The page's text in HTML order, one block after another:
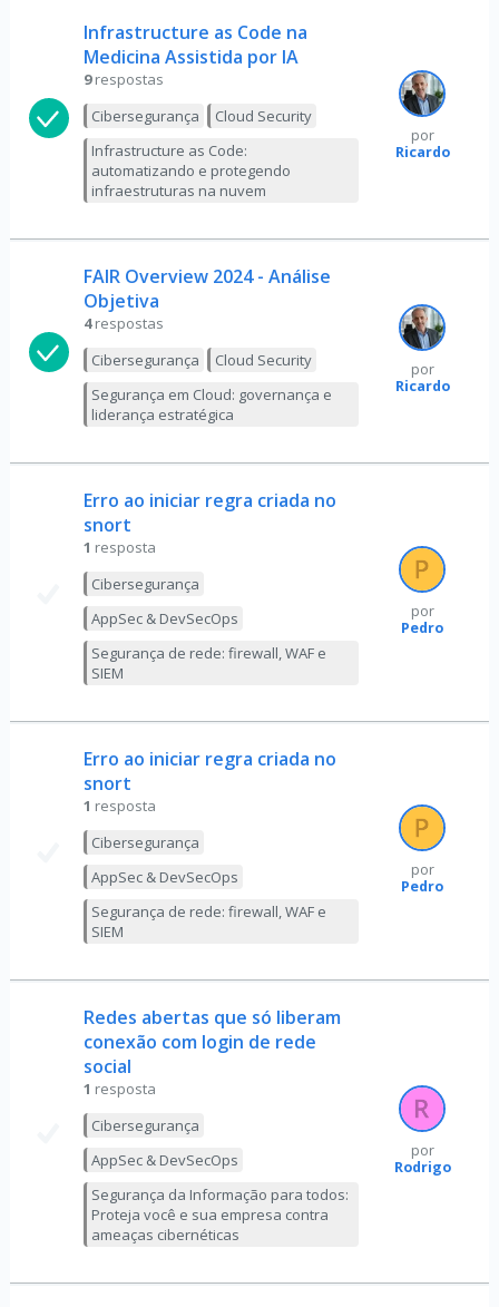
Infrastructure as Code na
Medicina Assistida por IA
9 respostas
Cibersegurança
Cloud Security
Infrastructure as Code:
automatizando e protegendo
infraestruturas na nuvem
por
Ricardo
FAIR Overview 2024 - Análise
Objetiva
4 respostas
Cibersegurança
Cloud Security
Segurança em Cloud: governança e
liderança estratégica
por
Ricardo
Erro ao iniciar regra criada no
snort
1 resposta
Cibersegurança
AppSec & DevSecOps
Segurança de rede: firewall, WAF e
SIEM
por
Pedro
Erro ao iniciar regra criada no
snort
1 resposta
Cibersegurança
AppSec & DevSecOps
Segurança de rede: firewall, WAF e
SIEM
por
Pedro
Redes abertas que só liberam
conexão com login de rede
social
1 resposta
Cibersegurança
AppSec & DevSecOps
Segurança da Informação para todos:
Proteja você e sua empresa contra
ameaças cibernéticas
por
Rodrigo